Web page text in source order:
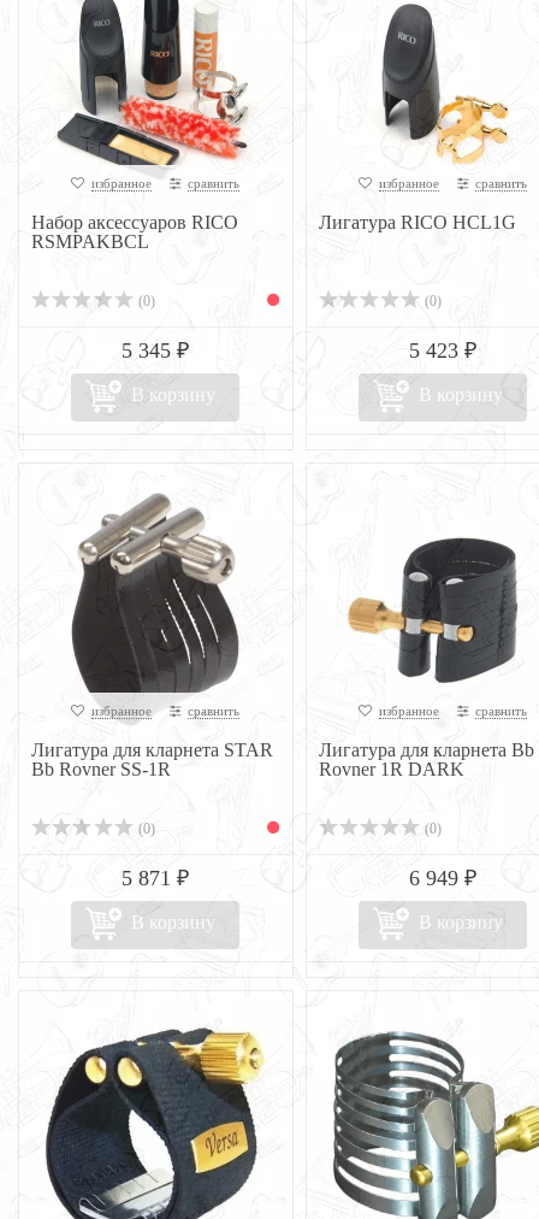
избранное сравнить
Набор аксессуаров RICO
RSMPAKBCL
(0)
5 345 ₽
В корзину
избранное сравнить
Лигатура RICO HCL1G
(0)
5 423 ₽
В корзину
избранное сравнить
Лигатура для кларнета STAR
Bb Rovner SS-1R
(0)
5 871 ₽
В корзину
избранное сравнить
Лигатура для кларнета Bb
Rovner 1R DARK
(0)
6 949 ₽
В корзину